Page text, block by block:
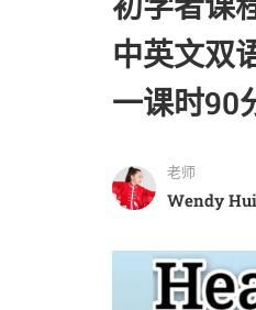
中英文双
一课时90
老师
Wendy